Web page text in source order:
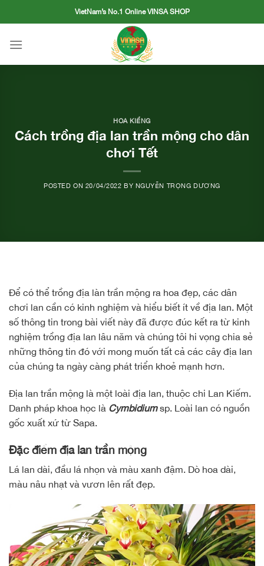
to
VietNam’s No.1 Online VINSA SHOP
HOA KIỂNG
Cách trồng địa lan trần mộng cho dân
chơi Tết
POSTED ON 20/04/2022 BY NGUYỄN TRỌNG DƯƠNG
Để có thể trồng địa làn trần mộng ra hoa đẹp, các dân
chơi lan cần có kinh nghiệm và hiểu biết ít về địa lan. Một
số thông tin trong bài viết này đã được đúc kết ra từ kinh
nghiệm trồng địa lan lâu năm và chúng tôi hi vọng chia sẻ
những thông tin đó với mong muốn tất cả các cây địa lan
của chúng ta ngày càng phát triển khoẻ mạnh hơn.
Địa lan trần mộng là một loài địa lan, thuộc chi Lan Kiếm.
Danh pháp khoa học là Cymbidiumsp. Loài lan có nguồn
gốc xuất xứ từ Sapa.
Đặc điểm địa lan trần mộng
Lá lan dài, đầu lá nhọn và màu xanh đậm. Dò hoa dài,
màu nâu nhạt và vươn lên rất đẹp.